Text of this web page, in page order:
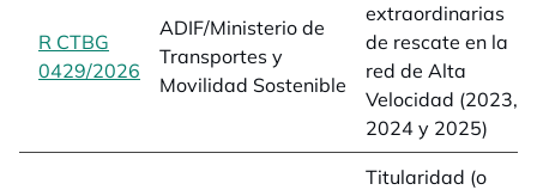
R CTBG
0429/2026 opens in a new tab
ADIF/Ministerio de
Transportes y
Movilidad Sostenible
extraordinarias
de rescate en la
red de Alta
Velocidad (2023,
2024 y 2025)
Titularidad (o